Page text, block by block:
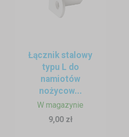
Łącznik stalowy
typu L do
namiotów
nożycow...
W magazynie
9,00 zł